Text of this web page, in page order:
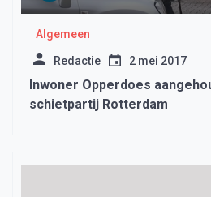
Algemeen
Redactie 2 mei 2017
Inwoner Opperdoes
schietpartij Rotterdam